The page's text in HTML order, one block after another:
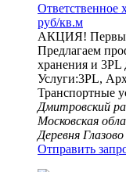
Ответственное
руб/кв.м
АКЦИЯ! Первые
Предлагаем
хранения и 3PL
Услуги:3PL,
Транспортные
Дмитровский
Московская
Деревня
Отправить